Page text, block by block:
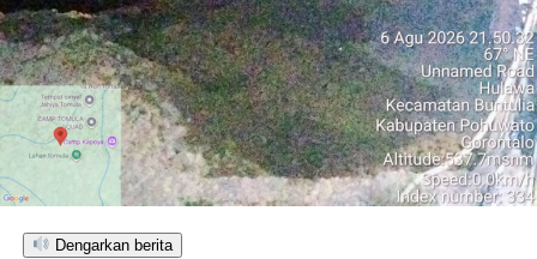
BPBD Kota Tangerang sebelumnya telah mengusulkan
penetapan status siaga darurat setelah melakukan
pembahasan dengan BMKG yang memprediksi hujan
lebat berlangsung setidaknya hingga Februari 2026.
Kepala Pelaksana BPBD Kota Tangerang, Mahdiar,
menjelaskan bahwa penetapan status siaga akan
membuat seluruh pemangku kepentingan kebencanaan
dapat bergerak lebih efektif dan responsif, termasuk
Dengarkan berita